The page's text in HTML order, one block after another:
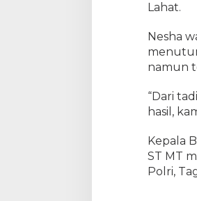
Lahat.
Nesha
namun
“Dari
hasil,
Kepala
ST MT
Polri,